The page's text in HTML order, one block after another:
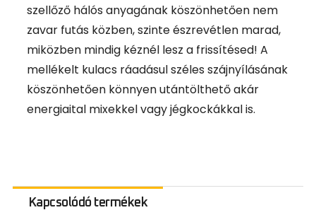
szellőző hálós anyagának köszönhetően nem
zavar futás közben, szinte észrevétlen marad,
miközben mindig kéznél lesz a frissítésed! A
mellékelt kulacs ráadásul széles szájnyílásának
köszönhetően könnyen utántölthető akár
energiaital mixekkel vagy jégkockákkal is.
Kapcsolódó termékek